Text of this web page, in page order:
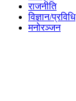
राजनीति
विज्ञान/प्रविधि
मनोरञ्जन